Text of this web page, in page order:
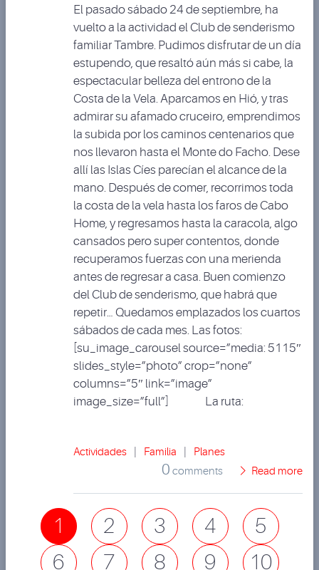
El pasado sábado 24 de septiembre, ha
vuelto a la actividad el Club de senderismo
familiar Tambre. Pudimos disfrutar de un día
estupendo, que resaltó aún más si cabe, la
espectacular belleza del entrono de la
Costa de la Vela. Aparcamos en Hió, y tras
admirar su afamado cruceiro, emprendimos
la subida por los caminos centenarios que
nos llevaron hasta el Monte do Facho. Dese
allí las Islas Cíes parecían el alcance de la
mano. Después de comer, recorrimos toda
la costa de la vela hasta los faros de Cabo
Home, y regresamos hasta la caracola, algo
cansados pero super contentos, donde
recuperamos fuerzas con una merienda
antes de regresar a casa. Buen comienzo
del Club de senderismo, que habrá que
repetir… Quedamos emplazados los cuartos
sábados de cada mes. Las fotos:
[su_image_carousel source=”media: 5115″
slides_style=”photo” crop=”none”
columns=”5″ link=”image”
image_size=”full”] La ruta:
Actividades Familia Planes
0 comments Read more
1 2 3 4
5
6
7 8 9
10